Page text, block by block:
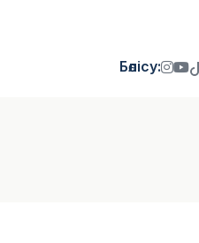
Бөлісу: